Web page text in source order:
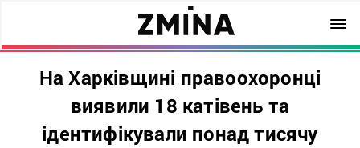
На Харківщині правоохоронці
виявили 18 катівень та
ідентифікували понад тисячу